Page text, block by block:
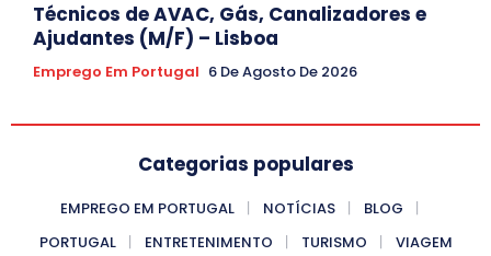
Técnicos de AVAC, Gás, Canalizadores e
Ajudantes (M/F) – Lisboa
Emprego Em Portugal 6 De Agosto De 2026
Categorias populares
EMPREGO EM PORTUGAL NOTÍCIAS
BLOG
PORTUGAL
ENTRETENIMENTO TURISMO VIAGEM